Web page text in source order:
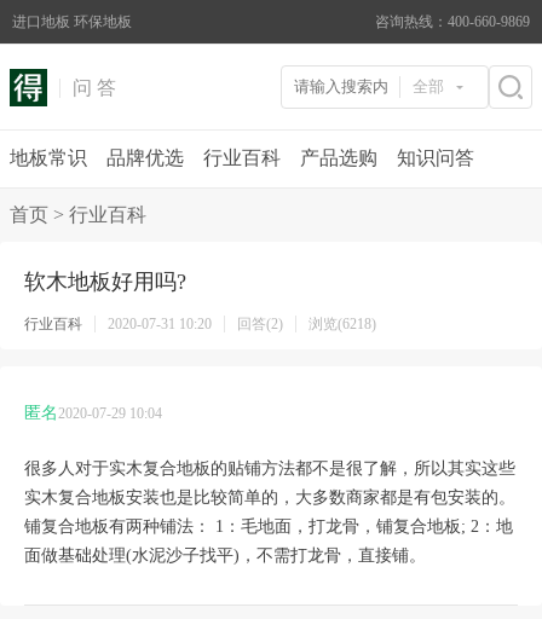
进口地板 环保地板 咨询热线：400-660-9869
问 答 全部
地板常识 品牌优选 行业百科 产品选购 知识问答
首页 > 行业百科
软木地板好用吗?
行业百科 2020-07-31 10:20 回答(2) 浏览(6218)
匿名2020-07-29 10:04
很多人对于实木复合地板的贴铺方法都不是很了解，所以其实这些
实木复合地板安装也是比较简单的，大多数商家都是有包安装的。
铺复合地板有两种铺法： 1：毛地面，打龙骨，铺复合地板; 2：地
面做基础处理(水泥沙子找平)，不需打龙骨，直接铺。